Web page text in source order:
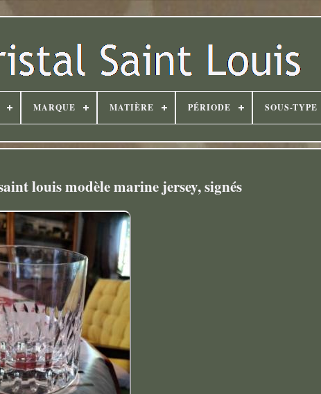
MARQUE MATIÈRE PÉRIODE SOUS-TYPE
louis modèle marine jersey, signés